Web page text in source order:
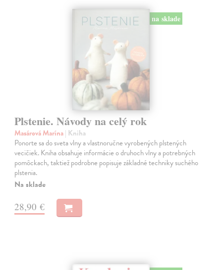
na sklade
Plstenie. Návody na celý rok
Masárová Marína| Kniha
Ponorte sa do sveta vlny a vlastnoručne vyrobených plstených
vecičiek. Kniha obsahuje informácie o druhoch vlny a potrebných
pomôckach, taktiež podrobne popisuje základné techniky suchého
plstenia.
Na sklade
28,90 €